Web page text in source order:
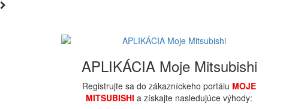
APLIKÁCIA Moje Mitsubishi
Registrujte sa do zákazníckeho portálu MOJE
MITSUBISHI a získajte nasledujúce výhody: